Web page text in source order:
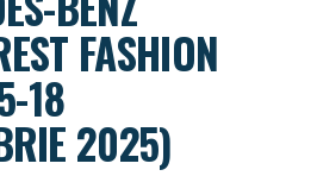
FASHION
18
2025)